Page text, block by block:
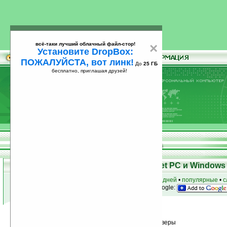
25
Программы для КПК Pocket PC и Windows
за 7 дней • популярные •
на Google:
Группа: Системные утилиты / Драйверы
×
всё-таки лучший облачный файл-стор!
Установите DropBox:
ПОЖАЛУЙСТА, вот линк! До 25 ГБ
бесплатно, приглашая друзей!